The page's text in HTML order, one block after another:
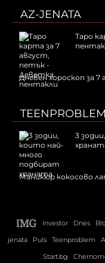
AZ-JENATA
Таро
Дневен хороскоп за
TEENPROBLEM
3
Маникюр кокосово
Investor Dnes
jenata
Puls Teenproblem
Start.bg